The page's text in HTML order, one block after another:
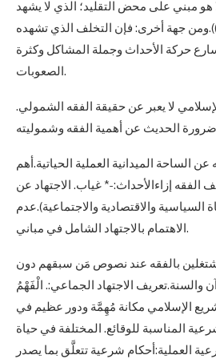
هو مبني على محض التقليد؛ الذي لا يشهد
جهة أخرى: فإن التخلف الذي تشهده
حركة الأحداث وجملة المشاكل وكثرة
الصعوبات.
لا يعبر عن حقيقة الفقه الشمولي.
الساحة الميدانية العملية الحياتية.أهم
الفقه إزاءالأحداث:-* غياب. الاجتهاد عن
السياسية والاقتصادية والاجتماعية).عدم
الاهتمام بالاجتهاد الشامل في مباني.
بالفقه عند نصوص مَن سبقهم دون
والسنة.تعريف الاجتهاد الجماعي:. الْفَهْمُ
الإسلامي مكانة مُهِمَّة ودور عظيم في
المناسبة للوقائع. المختلفة في حياة
العملية:أحكام شرعية تتعلَّق بما يصدر